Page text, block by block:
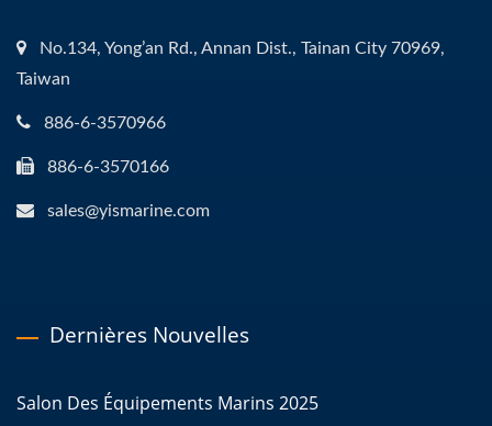
No.134, Yong’an Rd., Annan Dist., Tainan City 70969,
Taiwan
886-6-3570966
886-6-3570166
sales@yismarine.com
Dernières Nouvelles
Salon Des Équipements Marins 2025